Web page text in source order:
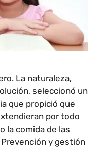
La naturaleza,
seleccionó un
que propició que
por todo
la comida de las
y gestión